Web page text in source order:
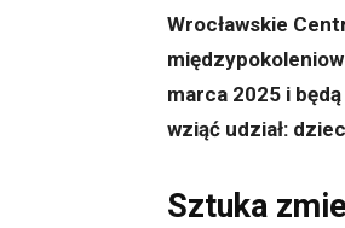
Wrocławskie
marca 2025 i
wziąć udział:
Sztuka